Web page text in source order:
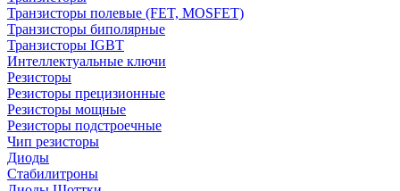
Транзисторы полевые (FET, MOSFET)
Транзисторы биполярные
Транзисторы IGBT
Интеллектуальные ключи
Резисторы
Резисторы прецизионные
Резисторы мощные
Резисторы подстроечные
Чип резисторы
Диоды
Стабилитроны